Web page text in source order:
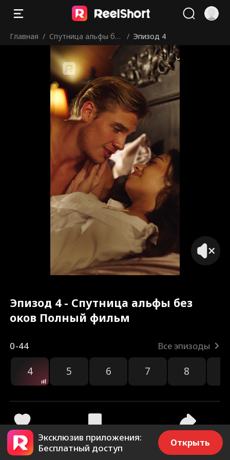
Главная / Спутница альфы без
оков
/ Эпизод 4
Эпизод 4 - Спутница альфы без
оков Полный фильм
0-44 Все эпизоды
4 5 6 7 8
326 10.2k Поделиться
Эксклюзив приложения:
Бесплатный доступ
Открыть